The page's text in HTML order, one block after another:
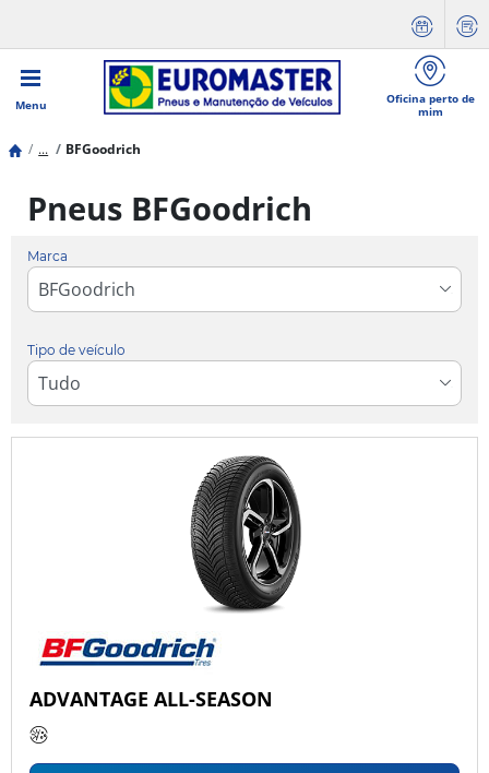
Menu
Oficina perto de
mim
... BFGoodrich
Pneus BFGoodrich
Marca
Tipo de veículo
ADVANTAGE ALL-SEASON